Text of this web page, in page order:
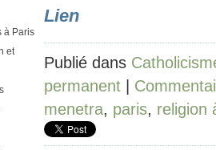
à Paris
et
Lien
Publié dans
permanent
menetra, paris, religion